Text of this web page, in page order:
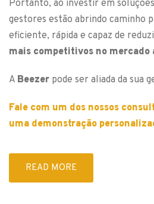
Portanto, ao investir em
gestores estão abrindo caminho
eficiente, rápida e capaz de
mais competitivos no mercado
A Beezer pode ser aliada da sua
Fale com um dos nossos
uma demonstração
READ MORE